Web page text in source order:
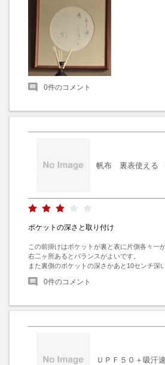
0件のコメント
帆布 裏表使える
ポケットの深さと取り付け
この前掛けはポケットが裏と表に片側各々一
右二ヶ所あるとバランスがよいです。
また裏側のポケットの深さかあと10センチ深
0件のコメント
ＵＰＦ５０＋吸汗